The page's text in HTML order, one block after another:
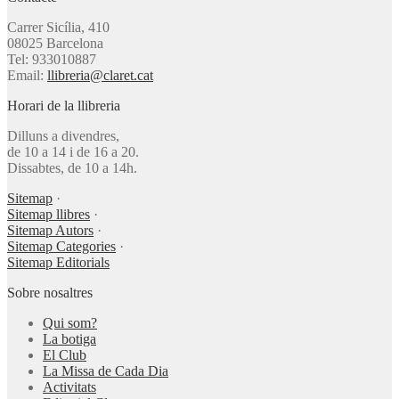
Carrer Sicília, 410
08025 Barcelona
Tel: 933010887
Email: llibreria@claret.cat
Horari de la llibreria
Dilluns a divendres,
de 10 a 14 i de 16 a 20.
Dissabtes, de 10 a 14h.
Sitemap ·
Sitemap llibres ·
Sitemap Autors ·
Sitemap Categories ·
Sitemap Editorials
Sobre nosaltres
Qui som?
La botiga
El Club
La Missa de Cada Dia
Activitats